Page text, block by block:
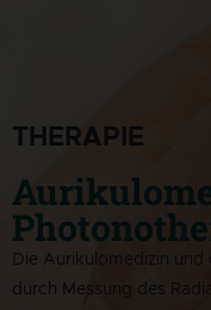
THERAPIE
Die Aurikulomedizin und
durch Messung des